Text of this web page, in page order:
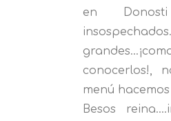
en
conocerlos!,
menú
Besos